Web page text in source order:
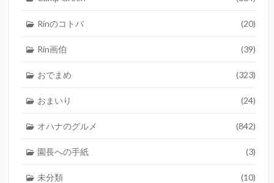
Rinのコトバ (20)
Rin画伯 (39)
おでまめ (323)
おまいり (24)
オハナのグルメ (842)
園長への手紙 (3)
未分類 (10)